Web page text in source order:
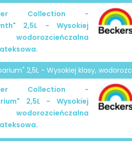
Collection -
2,5L - Wysokiej
wodorozcieńczalna
2,5L - Wysokiej klasy,
Collection -
2,5L - Wysokiej
wodorozcieńczalna